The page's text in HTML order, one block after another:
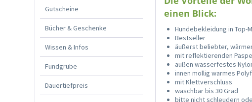
Gutscheine
Bücher & Geschenke
Wissen & Infos
Fundgrube
Dauertiefpreis
einen Blick:
Hundebekleidung in Top-
Bestseller
äußerst beliebter,
mit reflektierenden
außen wasserfestes
innen mollig warmes
mit Klettverschluss
waschbar bis 30 Grad
bitte nicht schleudern